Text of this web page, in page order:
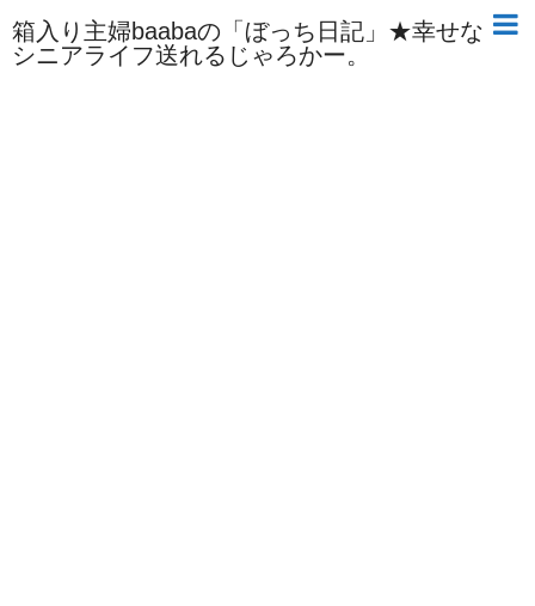
箱入り主婦baabaの「ぼっち日記」★幸せな
シニアライフ送れるじゃろかー。